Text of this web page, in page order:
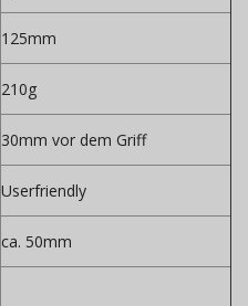
125mm
210g
30mm vor dem Griff
Userfriendly
ca. 50mm